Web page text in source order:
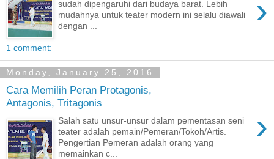
›
sudah dipengaruhi dari budaya barat. Lebih
mudahnya untuk teater modern ini selalu diawali
dengan ...
1 comment:
Monday, January 25, 2016
Cara Memilih Peran Protagonis,
Antagonis, Tritagonis
›
Salah satu unsur-unsur dalam pementasan seni
teater adalah pemain/Pemeran/Tokoh/Artis.
Pengertian Pemeran adalah orang yang
memainkan c...